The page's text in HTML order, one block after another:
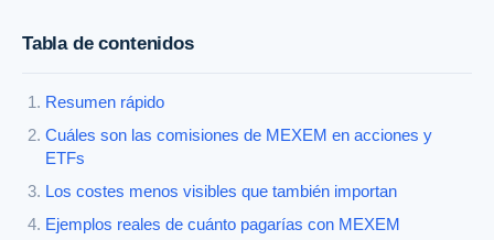
Tabla de contenidos
Resumen rápido
Cuáles son las comisiones de MEXEM en acciones y
ETFs
Los costes menos visibles que también importan
Ejemplos reales de cuánto pagarías con MEXEM